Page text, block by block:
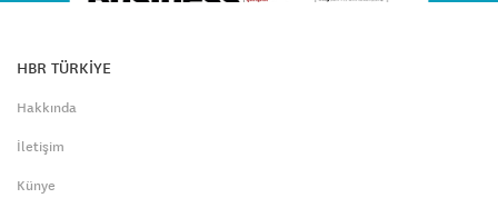
HBR TÜRKİYE
Hakkında
İletişim
Künye